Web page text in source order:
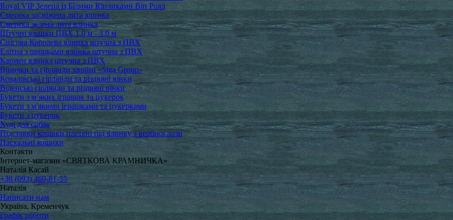
Royal VIP Зелена із Білими Кінчиками Віп Роял
Смерека засніжена лита ялинка
Смерека зелена лита ялинка
Штучні ялинки ПВХ 1.0 м - 3.0 м
Снігова Королева ялинка штучна з ПВХ
Елітна з шишками ялинка штучна з ПВХ
Кармен ялинка штучна з ПВХ
Віночки та гірлянди хвойні «Siga Group»
Ковалівські гірлянди та різдвяні вінки
Віденські гірлянди та різдвяні вінки
Букети з м’яких іграшок та цукерок
Букети з м'якими іграшками та цукерками
Букети з цукерок
Худі для собак
Підставки кошики плетені під ялинку з вербної лози
Пасхальні кошики
Контакти
Інтернет-магазин «СВЯТКОВА КРАМНИЧКА»
Наталія Касай
+38 (093) 469-81-55
Наталія
Написати нам
Україна, Кременчук
Графік роботи